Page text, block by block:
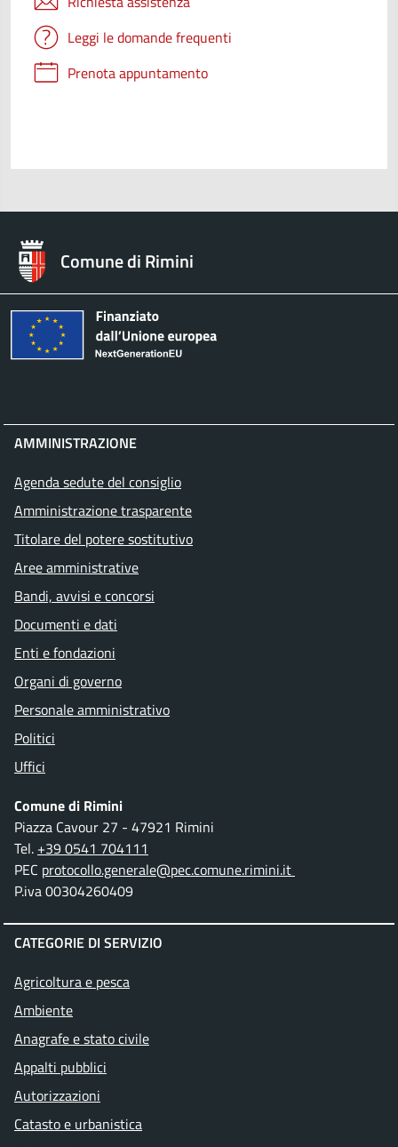
Leggi le domande frequenti
Prenota appuntamento
Comune di Rimini
AMMINISTRAZIONE
Agenda sedute del consiglio
Amministrazione trasparente
Titolare del potere sostitutivo
Aree amministrative
Bandi, avvisi e concorsi
Documenti e dati
Enti e fondazioni
Organi di governo
Personale amministrativo
Politici
Uffici
Comune di Rimini
Piazza Cavour 27 - 47921 Rimini
Tel. +39 0541 704111
PEC protocollo.generale@pec.comune.rimini.it
P.iva 00304260409
CATEGORIE DI SERVIZIO
Agricoltura e pesca
Ambiente
Anagrafe e stato civile
Appalti pubblici
Autorizzazioni
Catasto e urbanistica